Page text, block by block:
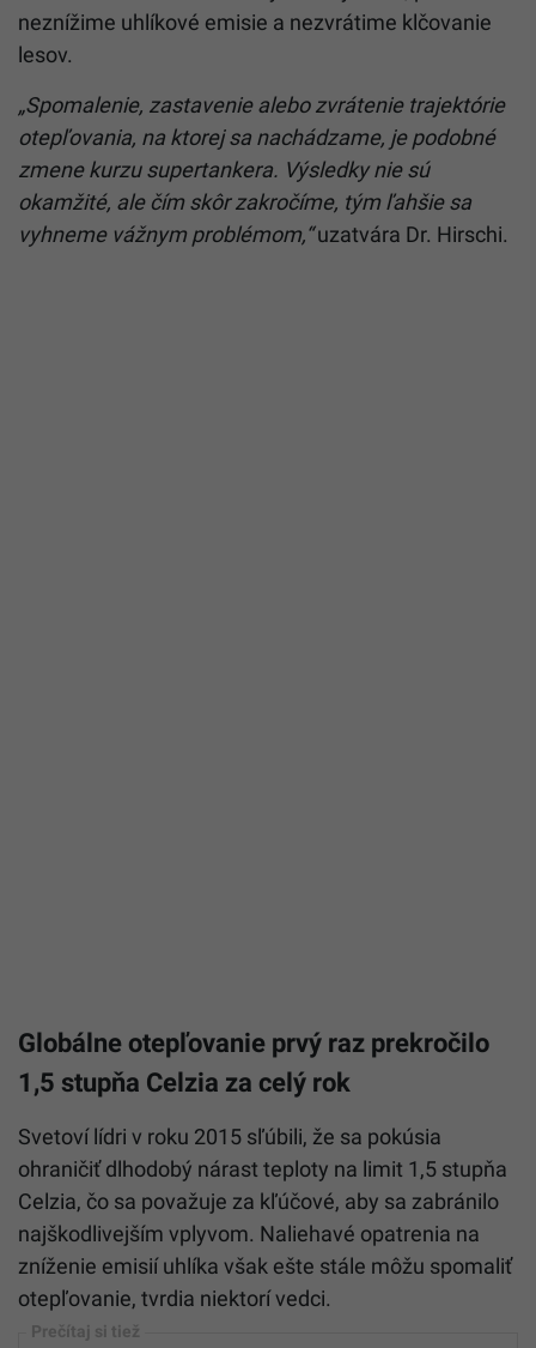
neznížime uhlíkové emisie a nezvrátime klčovanie
lesov.
„Spomalenie, zastavenie alebo zvrátenie trajektórie
otepľovania, na ktorej sa nachádzame, je podobné
zmene kurzu supertankera. Výsledky nie sú
okamžité, ale čím skôr zakročíme, tým ľahšie sa
vyhneme vážnym problémom,“uzatvára Dr. Hirschi.
Globálne otepľovanie prvý raz prekročilo
1,5 stupňa Celzia za celý rok
Svetoví lídri v roku 2015 sľúbili, že sa pokúsia
ohraničiť dlhodobý nárast teploty na limit 1,5 stupňa
Celzia, čo sa považuje za kľúčové, aby sa zabránilo
najškodlivejším vplyvom. Naliehavé opatrenia na
zníženie emisií uhlíka však ešte stále môžu spomaliť
otepľovanie, tvrdia niektorí vedci.